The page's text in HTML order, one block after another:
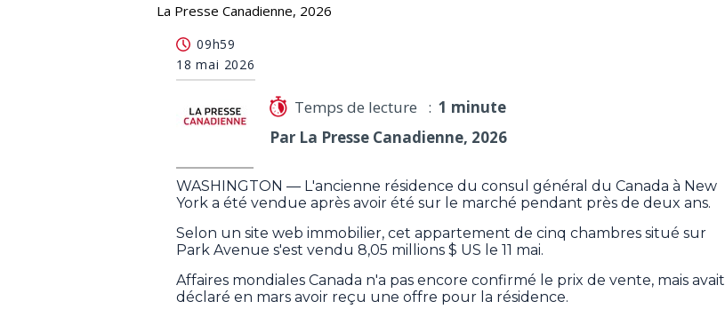
La Presse Canadienne, 2026
09h59
18 mai 2026
Temps de lecture : 1 minute
Par La Presse Canadienne, 2026
WASHINGTON — L'ancienne résidence du consul général du Canada à New
York a été vendue après avoir été sur le marché pendant près de deux ans.
Selon un site web immobilier, cet appartement de cinq chambres situé sur
Park Avenue s'est vendu 8,05 millions $ US le 11 mai.
Affaires mondiales Canada n'a pas encore confirmé le prix de vente, mais avait
déclaré en mars avoir reçu une offre pour la résidence.